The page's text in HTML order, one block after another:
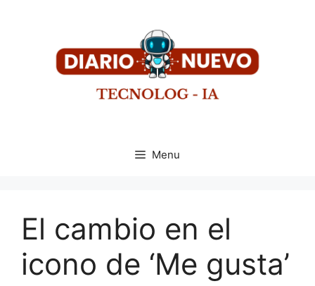
Menu
El cambio en el
icono de ‘Me gusta’